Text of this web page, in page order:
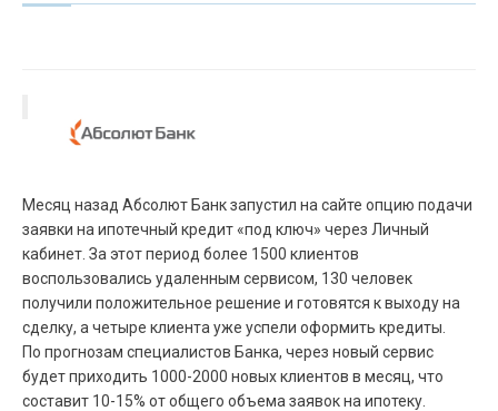
Месяц назад Абсолют Банк запустил на сайте опцию подачи
заявки на ипотечный кредит «под ключ» через Личный
кабинет. За этот период более 1500 клиентов
воспользовались удаленным сервисом, 130 человек
получили положительное решение и готовятся к выходу на
сделку, а четыре клиента уже успели оформить кредиты.
По прогнозам специалистов Банка, через новый сервис
будет приходить 1000-2000 новых клиентов в месяц, что
составит 10-15% от общего объема заявок на ипотеку.